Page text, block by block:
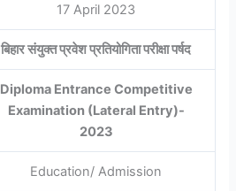
17 April 2023
बिहार संयुक्त प्रवेश प्रतियोगिता परीक्षा पर्षद
Diploma Entrance Competitive
Examination (Lateral Entry)-
2023
Education/ Admission